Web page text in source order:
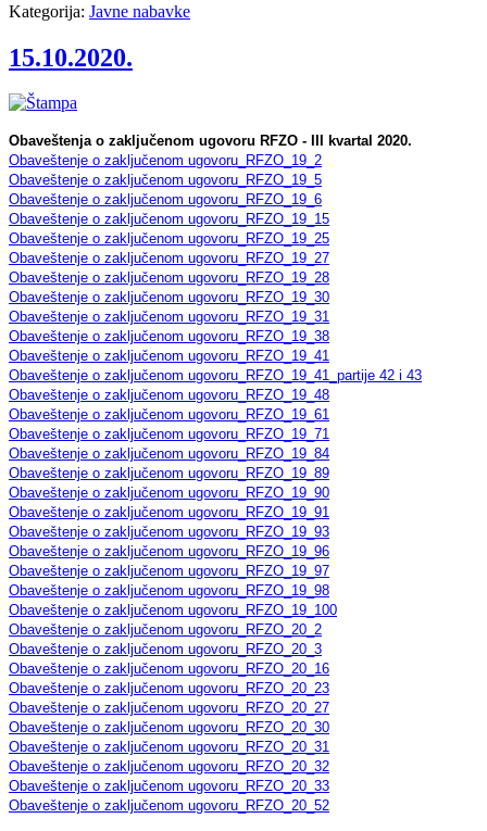
Kategorija: Javne nabavke
15.10.2020.
Obaveštenja o zaključenom ugovoru RFZO - III kvartal 2020.
Obaveštenje o zaključenom ugovoru_RFZO_19_2
Obaveštenje o zaključenom ugovoru_RFZO_19_5
Obaveštenje o zaključenom ugovoru_RFZO_19_6
Obaveštenje o zaključenom ugovoru_RFZO_19_15
Obaveštenje o zaključenom ugovoru_RFZO_19_25
Obaveštenje o zaključenom ugovoru_RFZO_19_27
Obaveštenje o zaključenom ugovoru_RFZO_19_28
Obaveštenje o zaključenom ugovoru_RFZO_19_30
Obaveštenje o zaključenom ugovoru_RFZO_19_31
Obaveštenje o zaključenom ugovoru_RFZO_19_38
Obaveštenje o zaključenom ugovoru_RFZO_19_41
Obaveštenje o zaključenom ugovoru_RFZO_19_41_partije 42 i 43
Obaveštenje o zaključenom ugovoru_RFZO_19_48
Obaveštenje o zaključenom ugovoru_RFZO_19_61
Obaveštenje o zaključenom ugovoru_RFZO_19_71
Obaveštenje o zaključenom ugovoru_RFZO_19_84
Obaveštenje o zaključenom ugovoru_RFZO_19_89
Obaveštenje o zaključenom ugovoru_RFZO_19_90
Obaveštenje o zaključenom ugovoru_RFZO_19_91
Obaveštenje o zaključenom ugovoru_RFZO_19_93
Obaveštenje o zaključenom ugovoru_RFZO_19_96
Obaveštenje o zaključenom ugovoru_RFZO_19_97
Obaveštenje o zaključenom ugovoru_RFZO_19_98
Obaveštenje o zaključenom ugovoru_RFZO_19_100
Obaveštenje o zaključenom ugovoru_RFZO_20_2
Obaveštenje o zaključenom ugovoru_RFZO_20_3
Obaveštenje o zaključenom ugovoru_RFZO_20_16
Obaveštenje o zaključenom ugovoru_RFZO_20_23
Obaveštenje o zaključenom ugovoru_RFZO_20_27
Obaveštenje o zaključenom ugovoru_RFZO_20_30
Obaveštenje o zaključenom ugovoru_RFZO_20_31
Obaveštenje o zaključenom ugovoru_RFZO_20_32
Obaveštenje o zaključenom ugovoru_RFZO_20_33
Obaveštenje o zaključenom ugovoru_RFZO_20_52